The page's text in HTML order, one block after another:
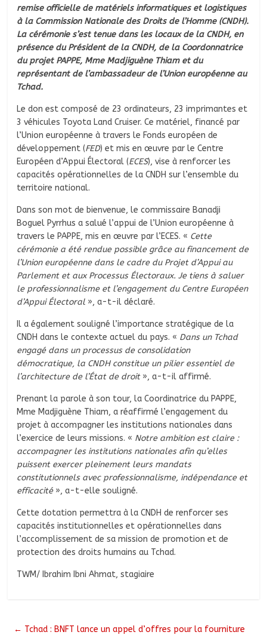
remise officielle de matériels informatiques et logistiques
à la Commission Nationale des Droits de l’Homme (CNDH).
La cérémonie s’est tenue dans les locaux de la CNDH, en
présence du Président de la CNDH, de la Coordonnatrice
du projet PAPPE, Mme Madjiguène Thiam et du
représentant de l’ambassadeur de l’Union européenne au
Tchad.
Le don est composé de 23 ordinateurs, 23 imprimantes et
3 véhicules Toyota Land Cruiser. Ce matériel, financé par
l’Union européenne à travers le Fonds européen de
développement (FED) et mis en œuvre par le Centre
Européen d’Appui Électoral (ECES), vise à renforcer les
capacités opérationnelles de la CNDH sur l’ensemble du
territoire national.
Dans son mot de bienvenue, le commissaire Banadji
Boguel Pyrrhus a salué l’appui de l’Union européenne à
travers le PAPPE, mis en œuvre par l’ECES. « Cette
cérémonie a été rendue possible grâce au financement de
l’Union européenne dans le cadre du Projet d’Appui au
Parlement et aux Processus Électoraux. Je tiens à saluer
le professionnalisme et l’engagement du Centre Européen
d’Appui Électoral », a-t-il déclaré.
Il a également souligné l’importance stratégique de la
CNDH dans le contexte actuel du pays. « Dans un Tchad
engagé dans un processus de consolidation
démocratique, la CNDH constitue un pilier essentiel de
l’architecture de l’État de droit », a-t-il affirmé.
Prenant la parole à son tour, la Coordinatrice du PAPPE,
Mme Madjiguène Thiam, a réaffirmé l’engagement du
projet à accompagner les institutions nationales dans
l’exercice de leurs missions. « Notre ambition est claire :
accompagner les institutions nationales afin qu’elles
puissent exercer pleinement leurs mandats
constitutionnels avec professionnalisme, indépendance et
efficacité », a-t-elle souligné.
Cette dotation permettra à la CNDH de renforcer ses
capacités institutionnelles et opérationnelles dans
l’accomplissement de sa mission de promotion et de
protection des droits humains au Tchad.
TWM/ Ibrahim Ibni Ahmat, stagiaire
← Tchad : BNFT lance un appel d’offres pour la fourniture